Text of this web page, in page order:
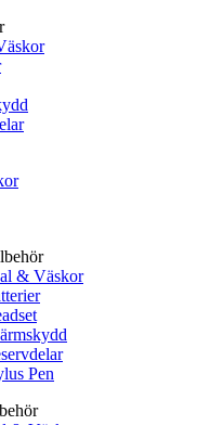
& Väskor
Pen